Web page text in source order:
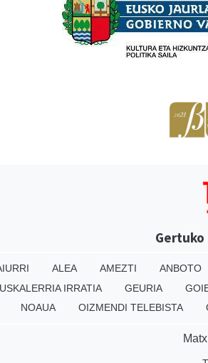
ALEA AMEZTI ANBOTO
IRRATIA GEURIA
NOAUA OIZMENDI TELEBISTA
Matx